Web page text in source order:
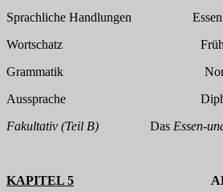
Sprachliche Handlungen Essen und
Wortschatz Frühstück ·
Grammatik Nomengruppe im
Aussprache Diphthonge: eu,
Fakultativ (Teil B) Das Essen-
KAPITEL 5